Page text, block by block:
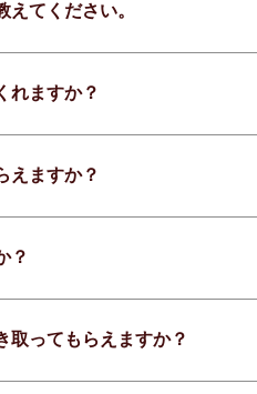
てください。
れますか？
えますか？
？
取ってもらえますか？